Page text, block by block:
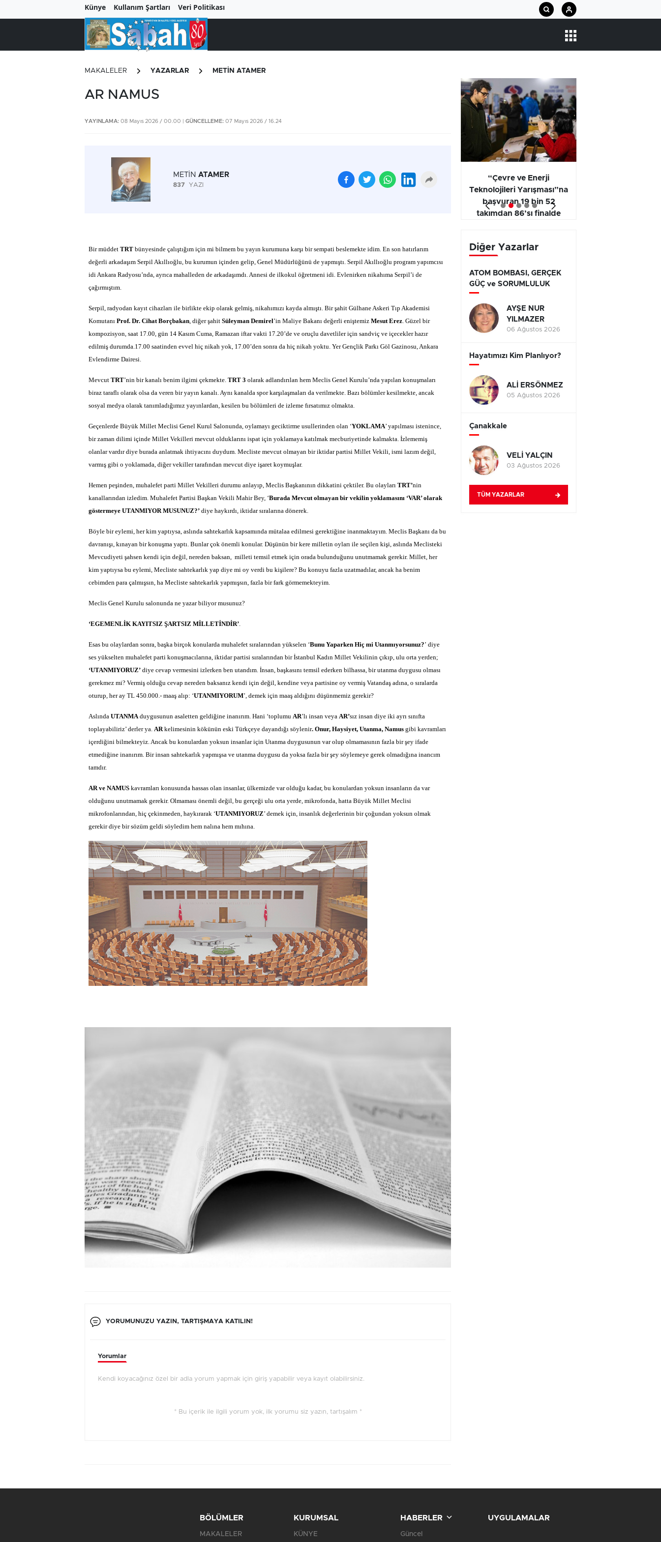
Künye Kullanım Şartları Veri Politikası
MAKALELER YAZARLAR METİN ATAMER
AR NAMUS
YAYINLAMA: 08 Mayıs 2026 / 00.00 | GÜNCELLEME: 07 Mayıs 2026 / 16.24
METİN ATAMER
837 YAZI
Bir müddet TRT bünyesinde çalıştığım için mi bilmem bu yayın kurumuna karşı bir sempati beslemekte idim. En son hatırlarım
değerli arkadaşım Serpil Akıllıoğlu, bu kurumun içinden gelip, Genel Müdürlüğünü de yapmıştı. Serpil Akıllıoğlu program yapımcısı
idi Ankara Radyosu’nda, ayrıca mahalleden de arkadaşımdı. Annesi de ilkokul öğretmeni idi. Evlenirken nikahıma Serpil’i de
çağırmıştım.
Serpil, radyodan kayıt cihazları ile birlikte ekip olarak gelmiş, nikahımızı kayda almıştı. Bir şahit Gülhane Askeri Tıp Akademisi
Komutanı Prof. Dr. Cihat Borçbakan, diğer şahit Süleyman Demirel’in Maliye Bakanı değerli eniştemiz Mesut Erez. Güzel bir
kompozisyon, saat 17.00, gün 14 Kasım Cuma, Ramazan iftar vakti 17.20’de ve oruçlu davetliler için sandviç ve içecekler hazır
edilmiş durumda.17.00 saatinden evvel hiç nikah yok, 17.00’den sonra da hiç nikah yoktu. Yer Gençlik Parkı Göl Gazinosu, Ankara
Evlendirme Dairesi.
Mevcut TRT’nin bir kanalı benim ilgimi çekmekte. TRT 3 olarak adlandırılan hem Meclis Genel Kurulu’nda yapılan konuşmaları
biraz taraflı olarak olsa da veren bir yayın kanalı. Aynı kanalda spor karşılaşmaları da verilmekte. Bazı bölümler kesilmekte, ancak
sosyal medya olarak tanımladığımız yayınlardan, kesilen bu bölümleri de izleme fırsatımız olmakta.
Geçenlerde Büyük Millet Meclisi Genel Kurul Salonunda, oylamayı geciktirme usullerinden olan ‘YOKLAMA’ yapılması istenince,
bir zaman dilimi içinde Millet Vekilleri mevcut olduklarını ispat için yoklamaya katılmak mecburiyetinde kalmakta. İzlememiş
olanlar vardır diye burada anlatmak ihtiyacını duydum. Mecliste mevcut olmayan bir iktidar partisi Millet Vekili, ismi lazım değil,
varmış gibi o yoklamada, diğer vekiller tarafından mevcut diye işaret koymuşlar.
Hemen peşinden, muhalefet parti Millet Vekilleri durumu anlayıp, Meclis Başkanının dikkatini çektiler. Bu olayları TRT’nin
kanallarından izledim. Muhalefet Partisi Başkan Vekili Mahir Bey, ‘Burada Mevcut olmayan bir vekilin yoklamasını ‘VAR’ olarak
göstermeye UTANMIYOR MUSUNUZ?’ diye haykırdı, iktidar sıralarına dönerek.
Böyle bir eylemi, her kim yaptıysa, aslında sahtekarlık kapsamında mütalaa edilmesi gerektiğine inanmaktayım. Meclis Başkanı da bu
davranışı, kınayan bir konuşma yaptı. Bunlar çok önemli konular. Düşünün bir kere milletin oyları ile seçilen kişi, aslında Meclisteki
Mevcudiyeti şahsen kendi için değil, nereden baksan, milleti temsil etmek için orada bulunduğunu unutmamak gerekir. Millet, her
kim yaptıysa bu eylemi, Mecliste sahtekarlık yap diye mi oy verdi bu kişilere? Bu konuyu fazla uzatmadılar, ancak ha benim
cebimden para çalmışsın, ha Mecliste sahtekarlık yapmışsın, fazla bir fark görmemekteyim.
Meclis Genel Kurulu salonunda ne yazar biliyor musunuz?
‘EGEMENLİK KAYITSIZ ŞARTSIZ MİLLETİNDİR’.
Esas bu olaylardan sonra, başka birçok konularda muhalefet sıralarından yükselen ‘Bunu Yaparken Hiç mi Utanmıyorsunuz?’ diye
ses yükselten muhalefet parti konuşmacılarına, iktidar partisi sıralarından bir İstanbul Kadın Millet Vekilinin çıkıp, ulu orta yerden;
‘UTANMIYORUZ’ diye cevap vermesini izlerken ben utandım. İnsan, başkasını temsil ederken bilhassa, bir utanma duygusu olması
gerekmez mi? Vermiş olduğu cevap nereden baksanız kendi için değil, kendine veya partisine oy vermiş Vatandaş adına, o sıralarda
oturup, her ay TL 450.000.- maaş alıp: ‘UTANMIYORUM’, demek için maaş aldığını düşünmemiz gerekir?
Aslında UTANMAduygusunun asaletten geldiğine inanırım. Hani ‘toplumu AR’lı insan veya AR’sız insan diye iki ayrı sınıfta
toplayabiliriz’ derler ya. ARkelimesinin kökünün eski Türkçeye dayandığı söylenir. Onur, Haysiyet, Utanma, Namus gibi kavramları
içerdiğini bilmekteyiz. Ancak bu konulardan yoksun insanlar için Utanma duygusunun var olup olmamasının fazla bir şey ifade
etmediğine inanırım. Bir insan sahtekarlık yapmışsa ve utanma duygusu da yoksa fazla bir şey söylemeye gerek olmadığına inancım
tamdır.
AR ve NAMUS kavramları konusunda hassas olan insanlar, ülkemizde var olduğu kadar, bu konulardan yoksun insanların da var
olduğunu unutmamak gerekir. Olmaması önemli değil, bu gerçeği ulu orta yerde, mikrofonda, hatta Büyük Millet Meclisi
mikrofonlarından, hiç çekinmeden, haykırarak ‘UTANMIYORUZ’ demek için, insanlık değerlerinin bir çoğundan yoksun olmak
gerekir diye bir sözüm geldi söyledim hem nalına hem mıhına.
YORUMUNUZU YAZIN, TARTIŞMAYA KATILIN!
Yorumlar
Kendi koyacağınız özel bir adla yorum yapmak için giriş yapabilir veya kayıt olabilirsiniz.
* Bu içerik ile ilgili yorum yok, ilk yorumu siz yazın, tartışalım *
Yüksek elektrik faturaları
çiftçiyi üretimden
“Çevre ve Enerji
Teknolojileri Yarışması”na
başvuran 19 bin 52
takımdan 86’sı finalde
Diğer Yazarlar
ATOM BOMBASI, GERÇEK
GÜÇ ve SORUMLULUK
AYŞE NUR
YILMAZER
06 Ağustos 2026
Hayatımızı Kim Planlıyor?
ALİ ERSÖNMEZ
05 Ağustos 2026
Çanakkale
VELİ YALÇIN
03 Ağustos 2026
TÜM YAZARLAR
BÖLÜMLER
MAKALELER
KURUMSAL
KÜNYE
HABERLER
Güncel
UYGULAMALAR